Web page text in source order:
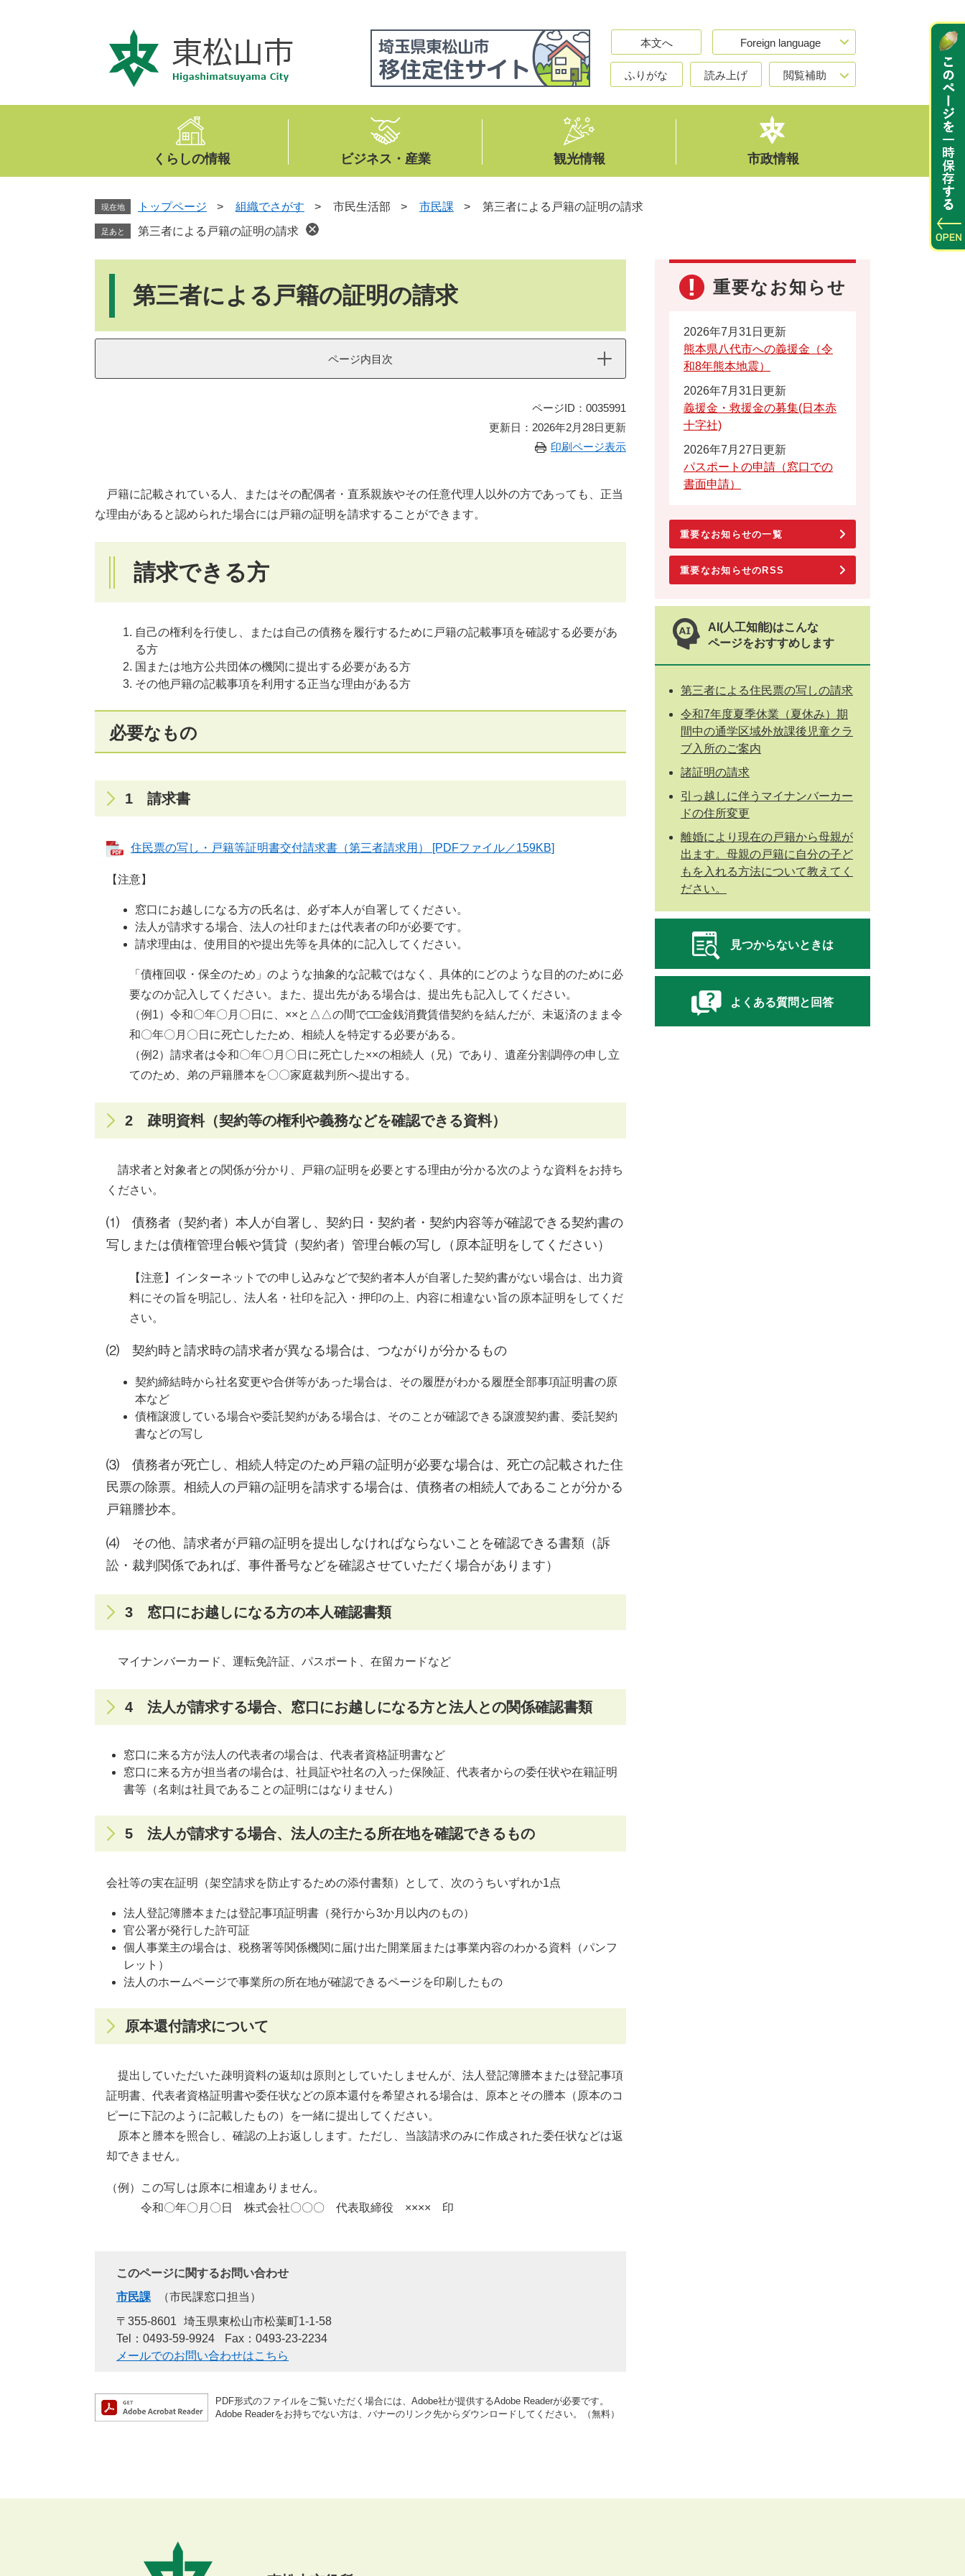
文
本文へ Foreign language
ふりがな 読み上げ 閲覧補助
くらしの情報 ビジネス・産業 観光情報 市政情報
現在地 トップページ > 組織でさがす > 市民生活部 > 市民課 > 第三者による戸籍の証明の請求
足あと 第三者による戸籍の証明の請求
第三者による戸籍の証明の請求
ページ内目次
ページID：0035991
更新日：2026年2月28日更新
印刷ページ表示
戸籍に記載されている人、またはその配偶者・直系親族やその任意代理人以外の方であっても、正当
な理由があると認められた場合には戸籍の証明を請求することができます。
請求できる方
自己の権利を行使し、または自己の債務を履行するために戸籍の記載事項を確認する必要があ
る方
国または地方公共団体の機関に提出する必要がある方
その他戸籍の記載事項を利用する正当な理由がある方
必要なもの
1 請求書
住民票の写し・戸籍等証明書交付請求書（第三者請求用） [PDFファイル／159KB]
【注意】
​窓口にお越しになる方の氏名は、必ず本人が自署してください。
法人が請求する場合、法人の社印または代表者の印が必要です。
請求理由は、使用目的や提出先等を具体的に記入してください。
「債権回収・保全のため」のような抽象的な記載ではなく、具体的にどのような目的のために必
要なのか記入してください。また、提出先がある場合は、提出先も記入してください。
（例1）令和〇年〇月〇日に、××と△△の間で□□金銭消費賃借契約を結んだが、未返済のまま令
和〇年〇月〇日に死亡したため、相続人を特定する必要がある。
（例2）請求者は令和〇年〇月〇日に死亡した××の相続人（兄）であり、遺産分割調停の申し立
てのため、弟の戸籍謄本を〇〇家庭裁判所へ提出する。
2 疎明資料（契約等の権利や義務などを確認できる資料）
請求者と対象者との関係が分かり、戸籍の証明を必要とする理由が分かる次のような資料をお持ち
ください。
⑴ 債務者（契約者）本人が自署し、契約日・契約者・契約内容等が確認できる契約書の
写しまたは債権管理台帳や賃貸（契約者）管理台帳の写し（原本証明をしてください）
【注意】インターネットでの申し込みなどで契約者本人が自署した契約書がない場合は、出力資
料にその旨を明記し、法人名・社印を記入・押印の上、内容に相違ない旨の原本証明をしてくだ
さい。
⑵ 契約時と請求時の請求者が異なる場合は、つながりが分かるもの
契約締結時から社名変更や合併等があった場合は、その履歴がわかる履歴全部事項証明書の原
本など
債権譲渡している場合や委託契約がある場合は、そのことが確認できる譲渡契約書、委託契約
書などの写し
⑶ 債務者が死亡し、相続人特定のため戸籍の証明が必要な場合は、死亡の記載された住
民票の除票。相続人の戸籍の証明を請求する場合は、債務者の相続人であることが分かる
戸籍謄抄本。
⑷ その他、請求者が戸籍の証明を提出しなければならないことを確認できる書類（訴
訟・裁判関係であれば、事件番号などを確認させていただく場合があります）
3 窓口にお越しになる方の本人確認書類
マイナンバーカード、運転免許証、パスポート、在留カードなど
4 法人が請求する場合、窓口にお越しになる方と法人との関係確認書類
窓口に来る方が法人の代表者の場合は、代表者資格証明書など
窓口に来る方が担当者の場合は、社員証や社名の入った保険証、代表者からの委任状や在籍証明
書等（名刺は社員であることの証明にはなりません）
5 法人が請求する場合、法人の主たる所在地を確認できるもの
会社等の実在証明（架空請求を防止するための添付書類）として、次のうちいずれか1点
法人登記簿謄本または登記事項証明書（発行から3か月以内のもの）
官公署が発行した許可証
個人事業主の場合は、税務署等関係機関に届け出た開業届または事業内容のわかる資料（パンフ
レット）
法人のホームページで事業所の所在地が確認できるページを印刷したもの
原本還付請求について
提出していただいた疎明資料の返却は原則としていたしませんが、法人登記簿謄本または登記事項
証明書、代表者資格証明書や委任状などの原本還付を希望される場合は、原本とその謄本（原本のコ
ピーに下記のように記載したもの）を一緒に提出してください。
原本と謄本を照合し、確認の上お返しします。ただし、当該請求のみに作成された委任状などは返
却できません。
（例）この写しは原本に相違ありません。
令和〇年〇月〇日 株式会社〇〇〇 代表取締役 ×××× 印
このページに関するお問い合わせ
市民課
市民課窓口担当
〒355-8601
埼玉県東松山市松葉町1-1-58
Tel：0493-59-9924
Fax：0493-23-2234
メールでのお問い合わせはこちら
PDF形式のファイルをご覧いただく場合には、Adobe社が提供するAdobe Readerが必要です。
Adobe Readerをお持ちでない方は、バナーのリンク先からダウンロードしてください。（無料）
重要なお知らせ
2026年7月31日更新
熊本県八代市への義援金（令
和8年熊本地震）
2026年7月31日更新
義援金・救援金の募集(日本赤
十字社)
2026年7月27日更新
パスポートの申請（窓口での
書面申請）
重要なお知らせの一覧
重要なお知らせのRSS
AI(人工知能)はこんな
ページをおすすめします
第三者による住民票の写しの請求
令和7年度夏季休業（夏休み）期
間中の通学区域外放課後児童クラ
ブ入所のご案内
諸証明の請求
引っ越しに伴うマイナンバーカー
ドの住所変更
離婚により現在の戸籍から母親が
出ます。母親の戸籍に自分の子ど
もを入れる方法について教えてく
ださい。
見つからないときは
よくある質問と回答